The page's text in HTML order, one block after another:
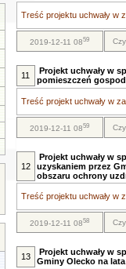
Treść projektu uchwały w
2019-12-11 0859
11
Projekt uchwały w
pomieszczeń
Treść projekt uchwały w
2019-12-11 0859
12
Projekt uchwały w
uzyskaniem przez
obszaru ochrony
Treść projektu uchwały w
2019-12-11 0858
13
Projekt uchwały w
Gminy Olecko na lata